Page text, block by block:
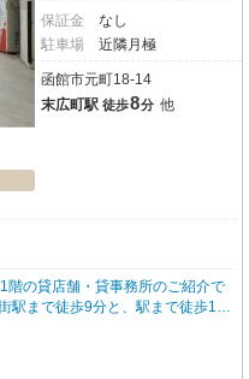
保証金
なし
駐車場
近隣月極
函館市元町18-14
末広町駅 徒歩8分 他
階の貸店舗・貸事務所のご紹介で
駅まで徒歩9分と、駅まで徒歩10
面積516.3㎡を誇り、防音室も完
楽関係のイベント業者様にもおす
具、給排水設備が整っており、快